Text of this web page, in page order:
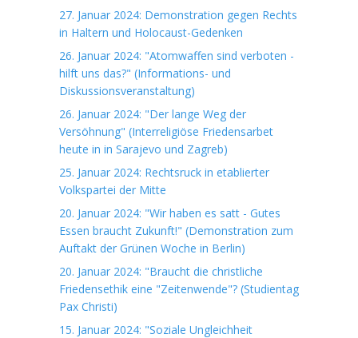
27. Januar 2024: Demonstration gegen Rechts
in Haltern und Holocaust-Gedenken
26. Januar 2024: "Atomwaffen sind verboten -
hilft uns das?" (Informations- und
Diskussionsveranstaltung)
26. Januar 2024: "Der lange Weg der
Versöhnung" (Interreligiöse Friedensarbet
heute in in Sarajevo und Zagreb)
25. Januar 2024: Rechtsruck in etablierter
Volkspartei der Mitte
20. Januar 2024: "Wir haben es satt - Gutes
Essen braucht Zukunft!" (Demonstration zum
Auftakt der Grünen Woche in Berlin)
20. Januar 2024: "Braucht die christliche
Friedensethik eine "Zeitenwende"? (Studientag
Pax Christi)
15. Januar 2024: "Soziale Ungleichheit